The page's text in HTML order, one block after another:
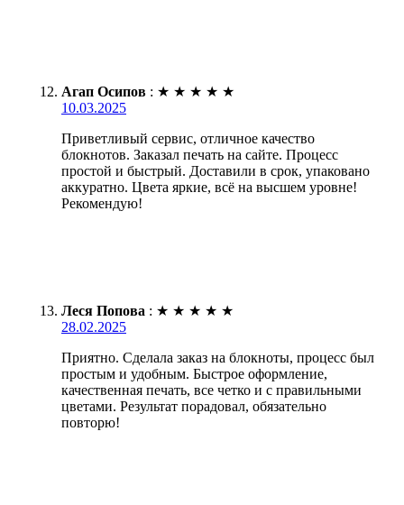
Агап Осипов : ★ ★ ★ ★ ★
10.03.2025
Приветливый сервис, отличное качество
блокнотов. Заказал печать на сайте. Процесс
простой и быстрый. Доставили в срок, упаковано
аккуратно. Цвета яркие, всё на высшем уровне!
Рекомендую!
Леся Попова : ★ ★ ★ ★ ★
28.02.2025
Приятно. Сделала заказ на блокноты, процесс был
простым и удобным. Быстрое оформление,
качественная печать, все четко и с правильными
цветами. Результат порадовал, обязательно
повторю!